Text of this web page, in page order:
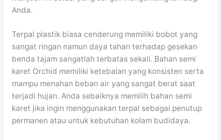
Anda.
Terpal plastik biasa cenderung memiliki bobot yang
sangat ringan namun daya tahan terhadap gesekan
benda tajam sangatlah terbatas sekali. Bahan semi
karet Orchid memiliki ketebalan yang konsisten serta
mampu menahan beban air yang sangat berat saat
terjadi hujan. Anda sebaiknya memilih bahan semi
karet jika ingin menggunakan terpal sebagai penutup
permanen atau untuk kebutuhan kolam budidaya.